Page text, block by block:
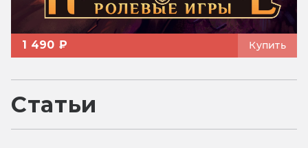
1 490 ₽ Купить
Статьи